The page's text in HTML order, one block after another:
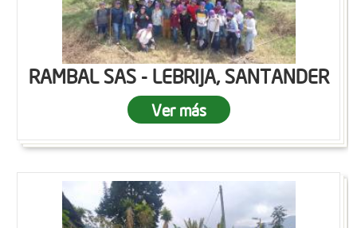
RAMBAL SAS - LEBRIJA, SANTANDER
Ver más